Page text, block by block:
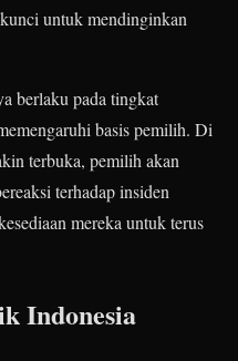
untuk mendinginkan
berlaku pada tingkat
basis pemilih. Di
terbuka, pemilih akan
terhadap insiden
mereka untuk terus
Indonesia